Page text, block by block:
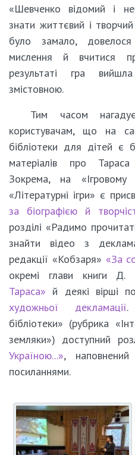
«Шевченко відомий і
знати життєвий і
було замало,
мислення й вчитися
результаті гра
змістовною.
Тим часом
користувачам, що на
бібліотеки для дітей є
матеріалів про
Зокрема, на
«Літературні ігри» є
за біографією й
розділі «Радимо
знайти відео з
редакції «Кобзаря» «За
окремі глави книги Д.
Тараса» й деякі вірші
художньої декламації.
бібліотеки» (рубрика
земляки») доступний
Україною...»,
посиланнями.